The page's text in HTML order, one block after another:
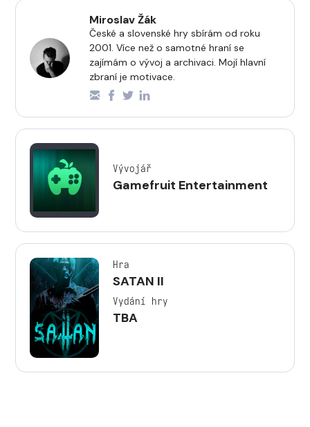
Miroslav Žák
České a slovenské hry sbírám od roku
2001. Více než o samotné hraní se
zajímám o vývoj a archivaci. Mojí hlavní
zbraní je motivace.
Vývojář
Gamefruit Entertainment
Hra
SATAN II
Vydání hry
TBA